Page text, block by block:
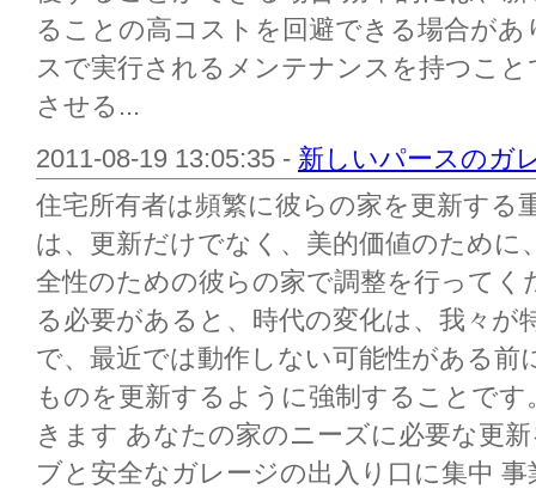
ることの高コストを回避できる場合が
スで実行されるメンテナンスを持つこ
させる...
2011-08-19 13:05:35 - 新しいパースのガ
住宅所有者は頻繁に彼らの家を更新する
は、更新だけでなく、美的価値のため
全性のための彼らの家で調整を行ってく
る必要があると、時代の変化は、我々
で、最近では動作しない可能性がある前
ものを更新するように強制することで
きます あなたの家のニーズに必要な更
ブと安全なガレージの出入り口に集中